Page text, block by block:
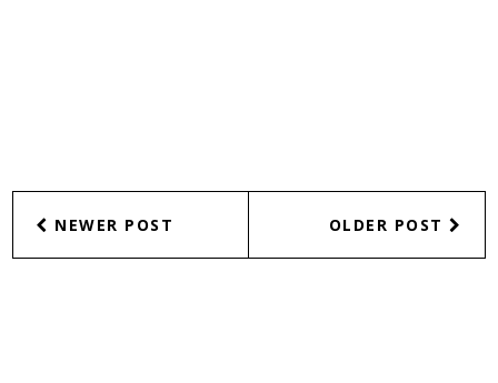
NEWER POST OLDER POST